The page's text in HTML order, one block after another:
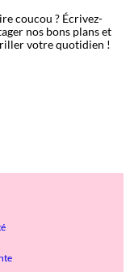
coucou ? Écrivez-
nos bons plans et
votre quotidien !